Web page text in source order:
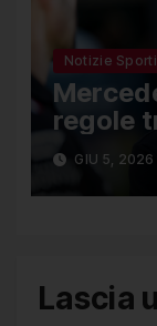
Notizie
regole
GIU 5, 2026
Lascia